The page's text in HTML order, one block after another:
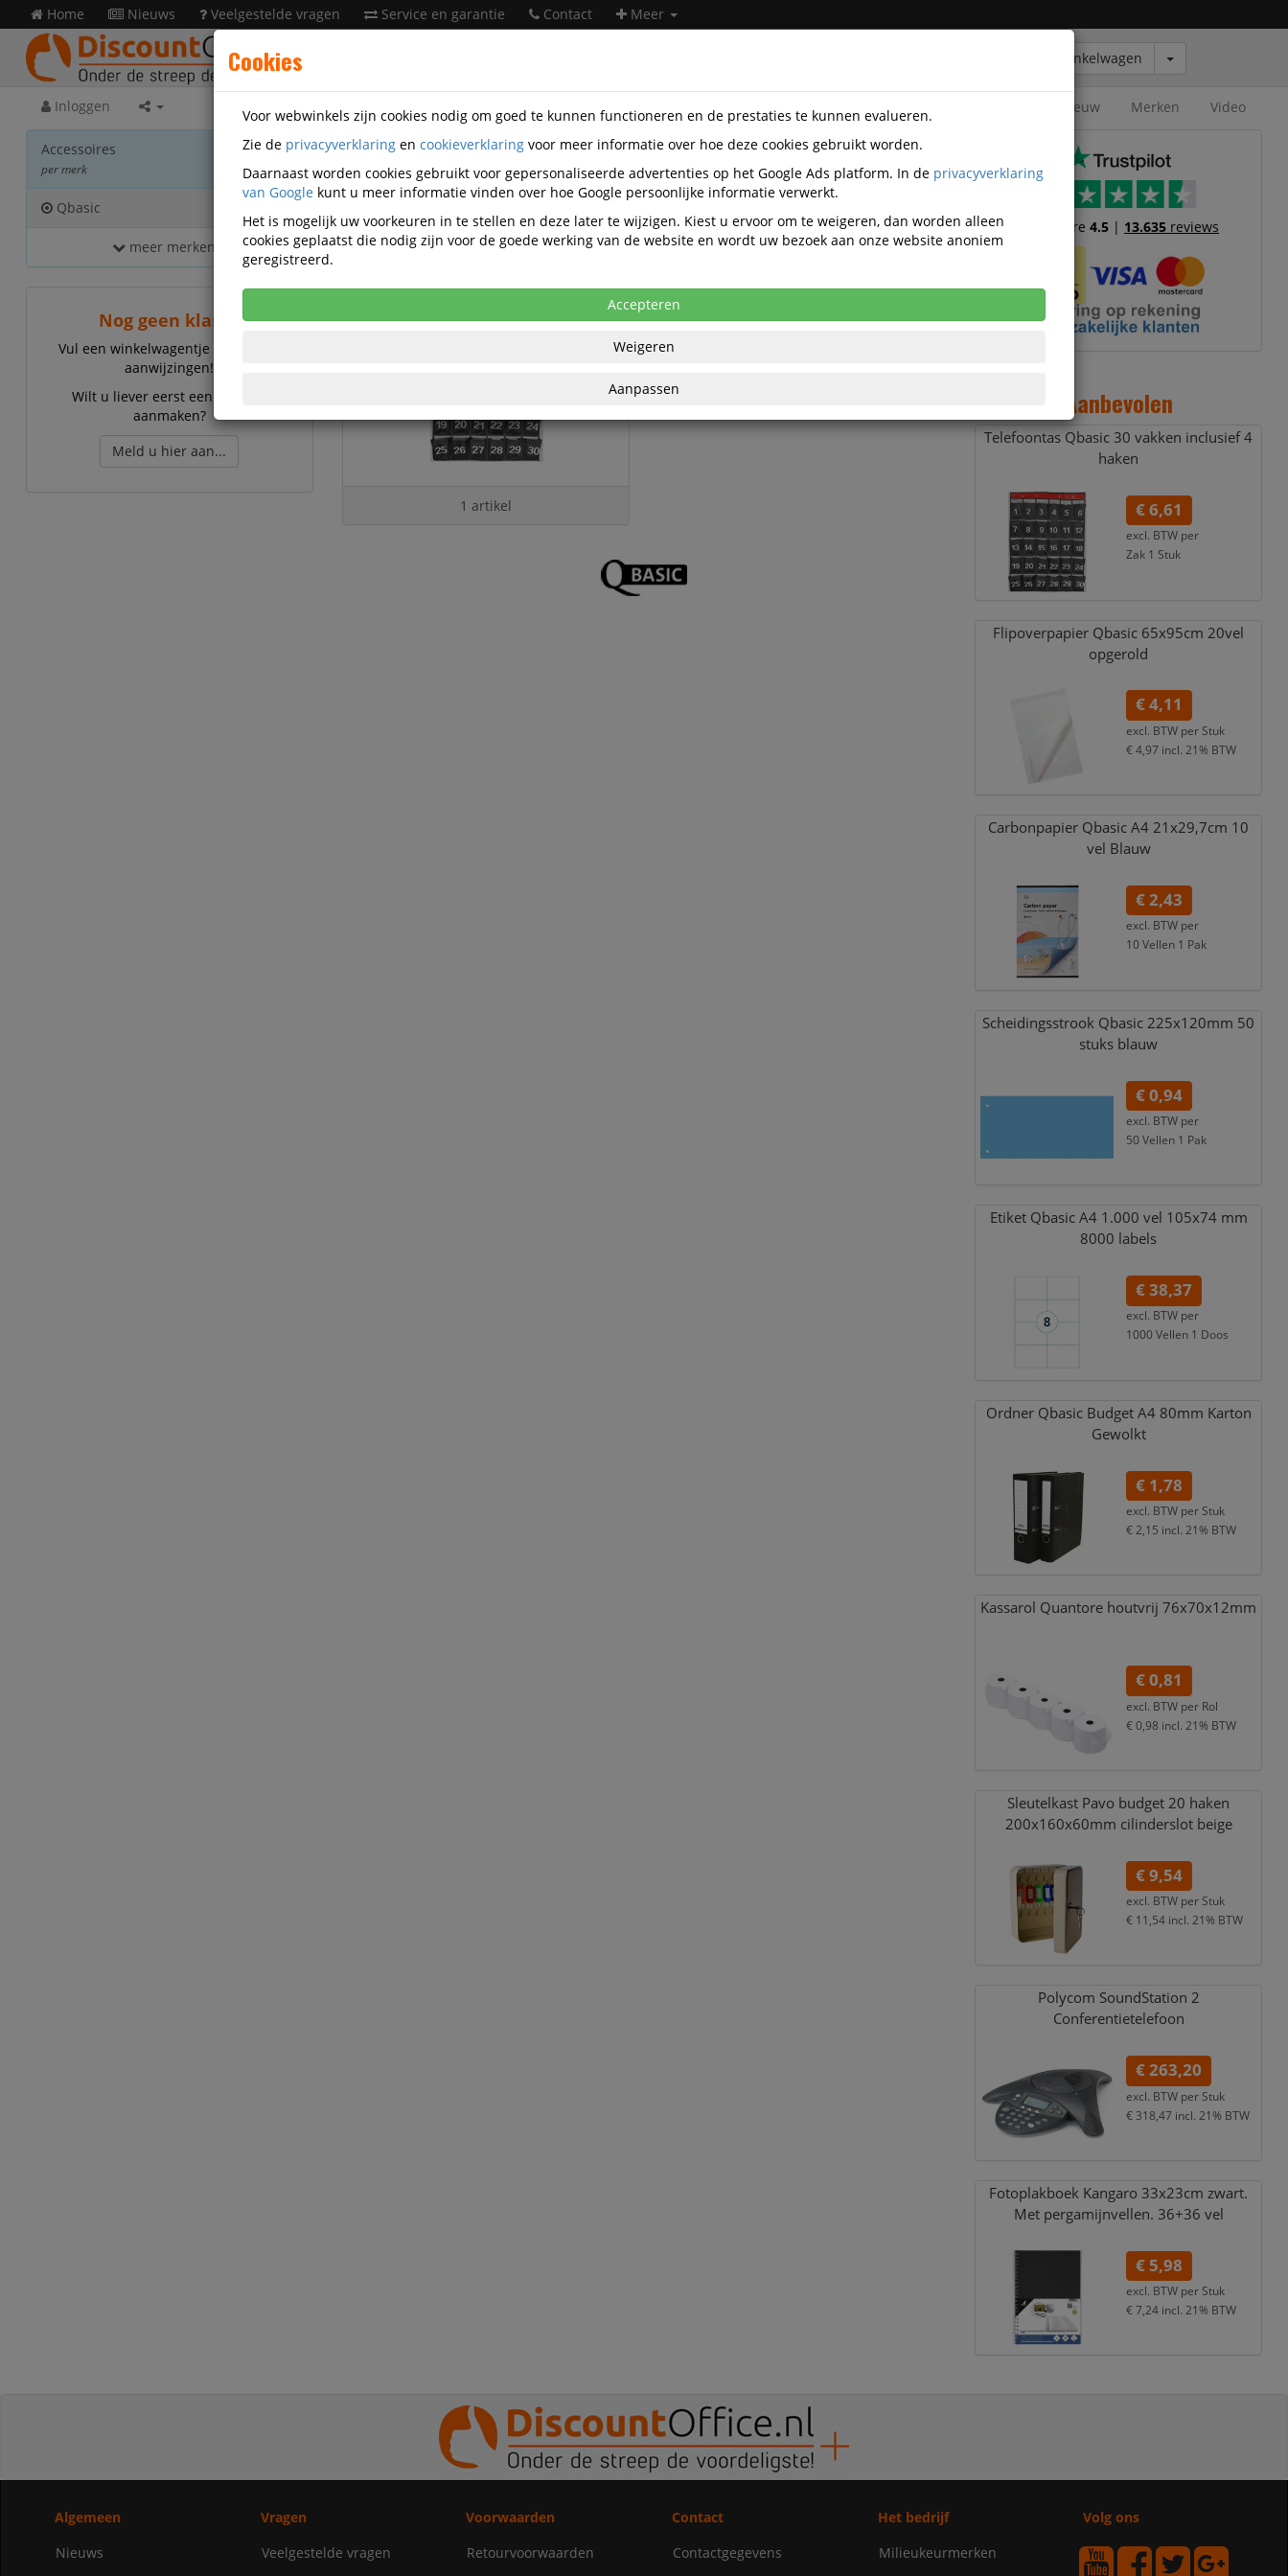
Winkelwagen
Home Nieuws Veelgestelde vragen Service en garantie Contact Meer
Inloggen Nieuw Merken Video
Accessoires
per merk
Qbasic
meer merken...
Nog geen klant?
Vul een winkelwagentje en volg de
aanwijzingen!
Wilt u liever eerst een account
aanmaken?
Meld u hier aan...
Accessoires Qbasic
Qbasic accessoires
accessoires
1 artikel
Trustscore4.5 | 13.635 reviews
Aanbevolen
Telefoontas Qbasic 30 vakken inclusief 4
haken
€ 6,61
excl. BTW per
Zak 1 Stuk
Flipoverpapier Qbasic 65x95cm 20vel
opgerold
€ 4,11
excl. BTW per Stuk
€ 4,97 incl. 21% BTW
Carbonpapier Qbasic A4 21x29,7cm 10
vel Blauw
€ 2,43
excl. BTW per
10 Vellen 1 Pak
Scheidingsstrook Qbasic 225x120mm 50
stuks blauw
€ 0,94
excl. BTW per
50 Vellen 1 Pak
Etiket Qbasic A4 1.000 vel 105x74 mm
8000 labels
€ 38,37
excl. BTW per
1000 Vellen 1 Doos
Ordner Qbasic Budget A4 80mm Karton
Gewolkt
€ 1,78
excl. BTW per Stuk
€ 2,15 incl. 21% BTW
Kassarol Quantore houtvrij 76x70x12mm
€ 0,81
excl. BTW per Rol
€ 0,98 incl. 21% BTW
Sleutelkast Pavo budget 20 haken
200x160x60mm cilinderslot beige
€ 9,54
excl. BTW per Stuk
€ 11,54 incl. 21% BTW
Polycom SoundStation 2
Conferentietelefoon
€ 263,20
excl. BTW per Stuk
€ 318,47 incl. 21% BTW
Fotoplakboek Kangaro 33x23cm zwart.
Met pergamijnvellen. 36+36 vel
€ 5,98
excl. BTW per Stuk
€ 7,24 incl. 21% BTW
Algemeen
Nieuws
Vragen
Veelgestelde vragen
Voorwaarden
Retourvoorwaarden
Contact
Contactgegevens
Het bedrijf
Milieukeurmerken
Volg ons
Cookies
Voor webwinkels zijn cookies nodig om goed te kunnen functioneren en de prestaties te kunnen evalueren.
Zie de privacyverklaring en cookieverklaring voor meer informatie over hoe deze cookies gebruikt worden.
Daarnaast worden cookies gebruikt voor gepersonaliseerde advertenties op het Google Ads platform. In de privacyverklaring
van Google kunt u meer informatie vinden over hoe Google persoonlijke informatie verwerkt.
Het is mogelijk uw voorkeuren in te stellen en deze later te wijzigen. Kiest u ervoor om te weigeren, dan worden alleen
cookies geplaatst die nodig zijn voor de goede werking van de website en wordt uw bezoek aan onze website anoniem
geregistreerd.
Accepteren
Weigeren
Aanpassen